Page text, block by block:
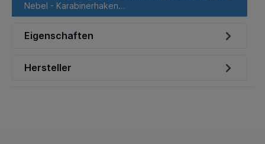
Nebel - Karabinerhaken…
Eigenschaften
Hersteller